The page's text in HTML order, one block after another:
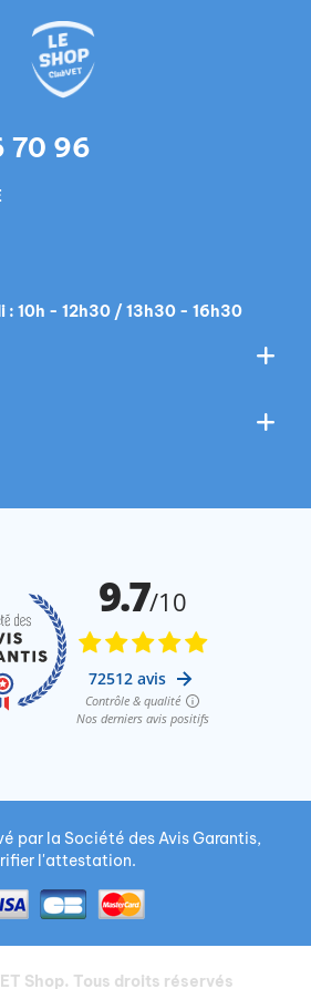
70 96
: 10h - 12h30 / 13h30 - 16h30
par la Société des Avis Garantis,
l'attestation.
Shop. Tous droits réservés